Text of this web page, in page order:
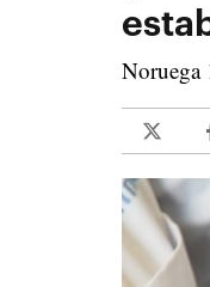
Noruega